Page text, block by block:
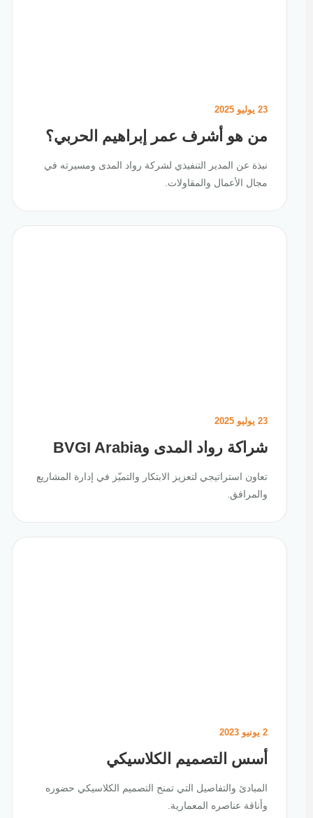
23 يوليو 2025
من هو أشرف عمر إبراهيم الحربي؟
نبذة عن المدير التنفيذي لشركة رواد المدى ومسيرته في
مجال الأعمال والمقاولات.
23 يوليو 2025
شراكة رواد المدى وBVGI Arabia
تعاون استراتيجي لتعزيز الابتكار والتميّز في إدارة المشاريع
والمرافق.
أسس التصميم الكلاسيكي
المبادئ والتفاصيل التي تمنح التصميم الكلاسيكي حضوره
وأناقة عناصره المعمارية.